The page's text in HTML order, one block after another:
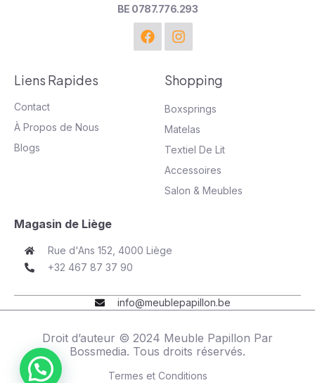
BE 0787.776.293
Liens Rapides
Contact
À Propos de Nous
Blogs
Shopping
Boxsprings
Matelas
Textiel De Lit
Accessoires
Salon & Meubles
Magasin de Liège
Rue d'Ans 152, 4000 Liège
+32 467 87 37 90
info@meublepapillon.be
Droit d’auteur © 2024 Meuble Papillon Par
Bossmedia. Tous droits réservés.
Termes et Conditions